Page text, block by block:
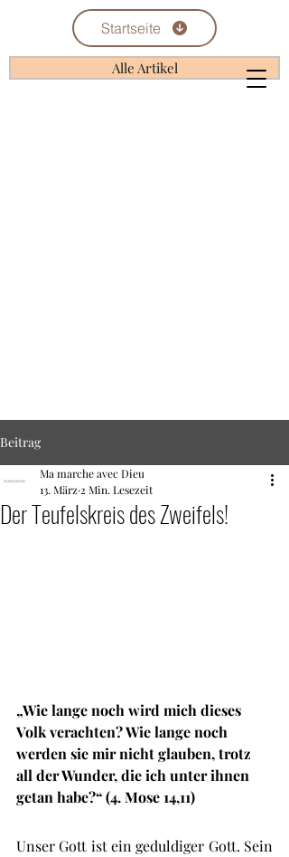
Startseite
Alle Artikel
Beitrag
Der Teufelskreis des Zweifels!
Ma marche avec Dieu
13. März 2 Min. Lesezeit
„Wie lange noch wird mich dieses
Volk verachten? Wie lange noch
werden sie mir nicht glauben, trotz
all der Wunder, die ich unter ihnen
getan habe?“ (4. Mose 14,11)
Unser Gott ist ein geduldiger Gott. Sein